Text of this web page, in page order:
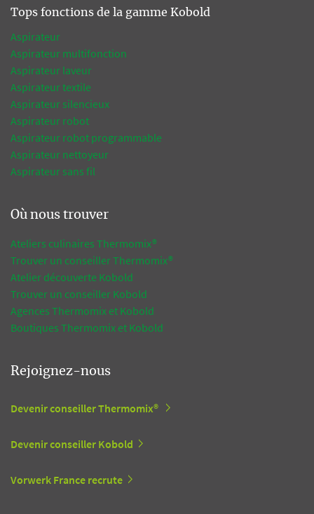
Tops fonctions de la gamme Kobold
Aspirateur
Aspirateur multifonction
Aspirateur laveur
Aspirateur textile
Aspirateur silencieux
Aspirateur robot
Aspirateur robot programmable
Aspirateur nettoyeur
Aspirateur sans fil
Où nous trouver
Ateliers culinaires Thermomix®
Trouver un conseiller Thermomix®
Atelier découverte Kobold
Trouver un conseiller Kobold
Agences Thermomix et Kobold
Boutiques Thermomix et Kobold
Rejoignez-nous
Devenir conseiller Thermomix®
Devenir conseiller Kobold
Vorwerk France recrute